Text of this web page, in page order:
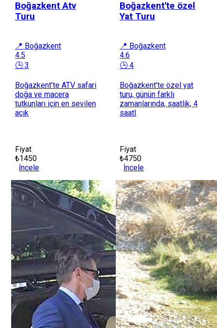
Boğazkent Atv
Turu
📍 Boğazkent
4.5
🕒 3
Boğazkent’te ATV safari
doğa ve macera
tutkunları için en sevilen
açık
Fiyat
₺1450
İncele
Boğazkent'te özel
Yat Turu
📍 Boğazkent
4.6
🕒 4
Boğazkent'te özel yat
turu, günün farklı
zamanlarında, saatlik, 4
saatl
Fiyat
₺4750
İncele